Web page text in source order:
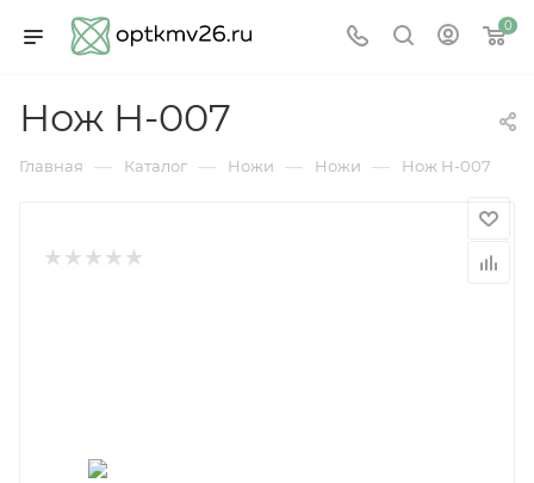
0
Нож Н-007
Главная — Каталог — Ножи — Ножи — Нож Н-007